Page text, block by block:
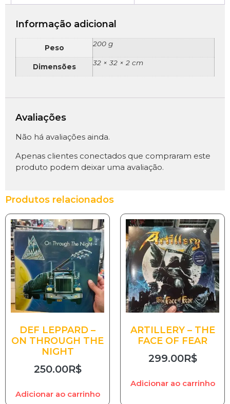
Informação adicional
Peso 200 g
Dimensões 32 × 32 × 2 cm
Avaliações
Não há avaliações ainda.
Apenas clientes conectados que compraram este
produto podem deixar uma avaliação.
Produtos relacionados
DEF LEPPARD –
ON THROUGH THE
NIGHT
250.00R$
Adicionar ao carrinho
ARTILLERY – THE
FACE OF FEAR
299.00R$
Adicionar ao carrinho